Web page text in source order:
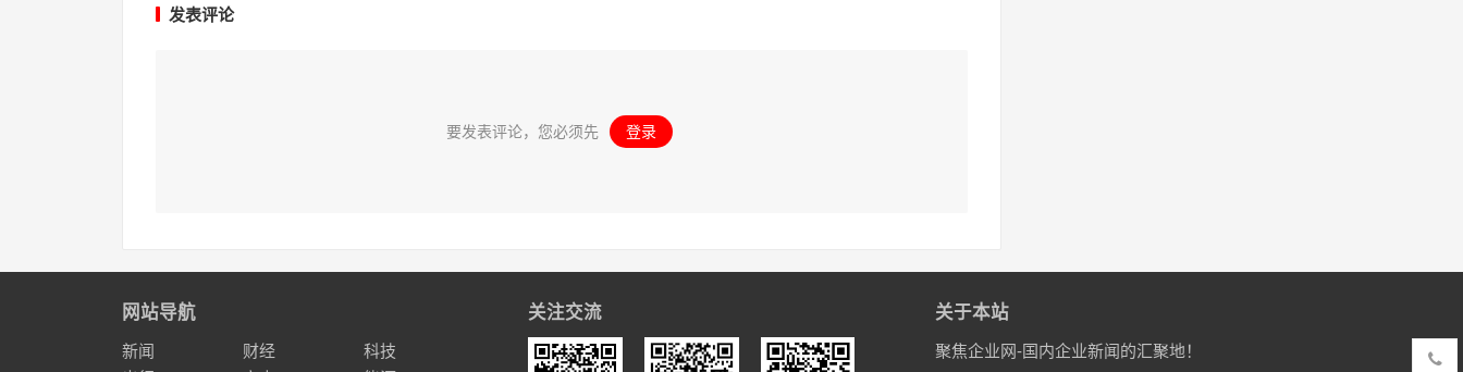
发表评论
要发表评论，您必须先 登录 。
网站导航
新闻 财经
科技
关注交流 关于本站
聚焦企业网-国内企业新闻的汇聚地！